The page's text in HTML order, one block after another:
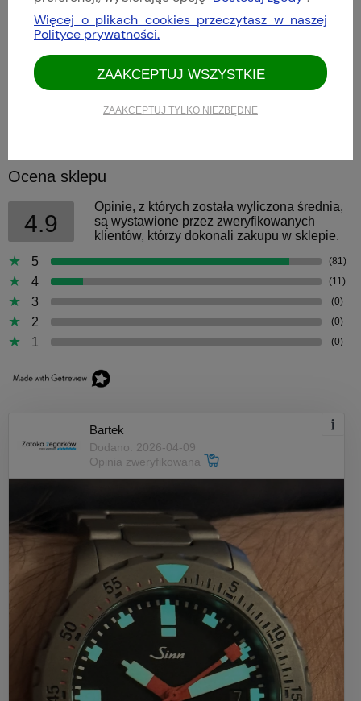
Akcesoria do zegarków
Archiwum Sinn
Nowości
Ocena sklepu
4.9
Opinie, z których została wyliczona średnia,
są wystawione przez zweryfikowanych
klientów, którzy dokonali zakupu w sklepie.
5
(81)
4 (11)
3 (0)
2 (0)
1 (0)
Bartek
Dodano: 2026-04-09
Opinia zweryfikowana
Więcej o plikach cookies przeczytasz w naszej
Polityce prywatności.
ZAAKCEPTUJ TYLKO NIEZBĘDNE
ZAAKCEPTUJ WSZYSTKIE